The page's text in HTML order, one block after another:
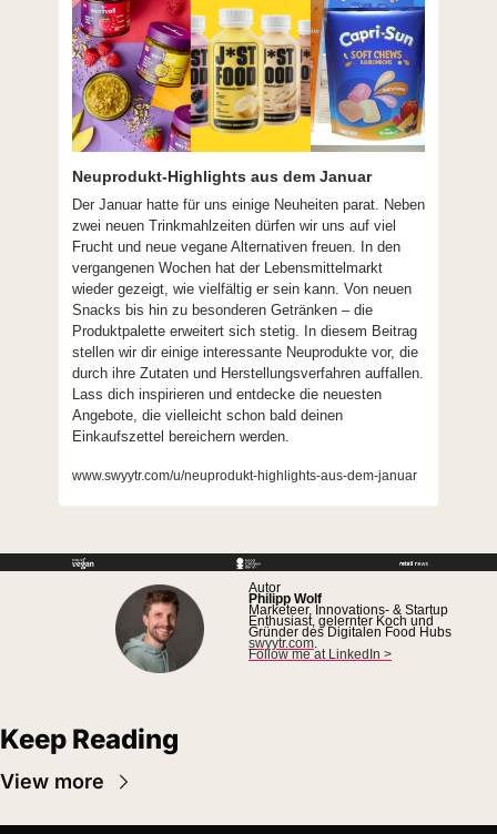
Neuprodukt-Highlights aus dem Januar
Der Januar hatte für uns einige Neuheiten parat. Neben
zwei neuen Trinkmahlzeiten dürfen wir uns auf viel
Frucht und neue vegane Alternativen freuen. In den
vergangenen Wochen hat der Lebensmittelmarkt
wieder gezeigt, wie vielfältig er sein kann. Von neuen
Snacks bis hin zu besonderen Getränken – die
Produktpalette erweitert sich stetig. In diesem Beitrag
stellen wir dir einige interessante Neuprodukte vor, die
durch ihre Zutaten und Herstellungsverfahren auffallen.
Lass dich inspirieren und entdecke die neuesten
Angebote, die vielleicht schon bald deinen
Einkaufszettel bereichern werden.
www.swyytr.com/u/neuprodukt-highlights-aus-dem-januar
Autor
Philipp Wolf
Marketeer, Innovations- & Startup
Enthusiast, gelernter Koch und
swyytr.com
Follow me at LinkedIn >
Keep Reading
View more